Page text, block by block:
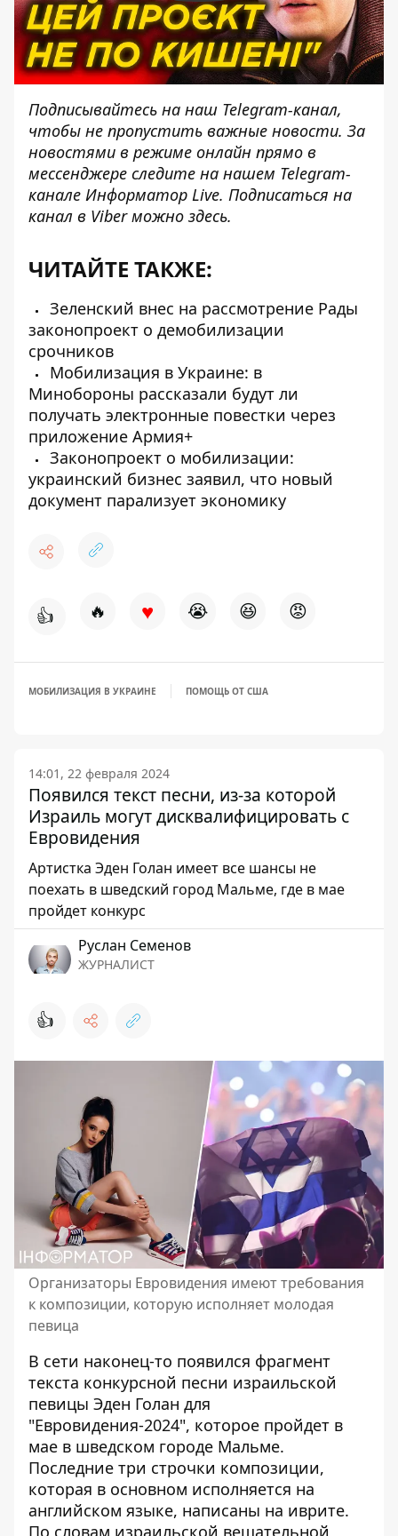
Подписывайтесь на наш Telegram-канал,
чтобы не пропустить важные новости. За
новостями в режиме онлайн прямо в
мессенджере следите на нашем Telegram-
канале Информатор Live. Подписаться на
канал в Viber можно здесь.
ЧИТАЙТЕ ТАКЖЕ:
Зеленский внес на рассмотрение Рады
законопроект о демобилизации
срочников
Мобилизация в Украине: в
Минобороны рассказали будут ли
получать электронные повестки через
приложение Армия+
Законопроект о мобилизации:
украинский бизнес заявил, что новый
документ парализует экономику
👍 🔥 ♥ 😭 😆 😡
МОБИЛИЗАЦИЯ В УКРАИНЕ ПОМОЩЬ ОТ США
14:01, 22 февраля 2024
Появился текст песни, из-за которой
Израиль могут дисквалифицировать с
Евровидения
Артистка Эден Голан имеет все шансы не
поехать в шведский город Мальме, где в мае
пройдет конкурс
Руслан Семенов
ЖУРНАЛИСТ
👍
Организаторы Евровидения имеют требования
к композиции, которую исполняет молодая
певица
В сети наконец-то появился фрагмент
текста конкурсной песни израильской
певицы Эден Голан для
"Евровидения-2024", которое пройдет в
мае в шведском городе Мальме.
Последние три строчки композиции,
которая в основном исполняется на
английском языке, написаны на иврите.
По словам израильской вещательной